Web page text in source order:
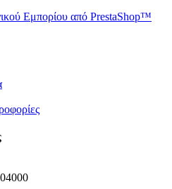
Εμπορίου από PrestaShop™